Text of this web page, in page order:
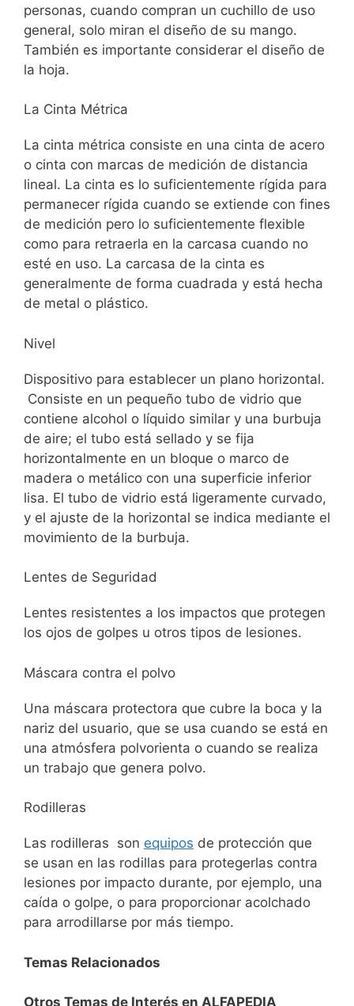
personas, cuando compran un cuchillo de uso
general, solo miran el diseño de su mango.
También es importante considerar el diseño de
la hoja.
La Cinta Métrica
La cinta métrica consiste en una cinta de acero
o cinta con marcas de medición de distancia
lineal. La cinta es lo suficientemente rígida para
permanecer rígida cuando se extiende con fines
de medición pero lo suficientemente flexible
como para retraerla en la carcasa cuando no
esté en uso. La carcasa de la cinta es
generalmente de forma cuadrada y está hecha
de metal o plástico.
Nivel
Dispositivo para establecer un plano horizontal.
Consiste en un pequeño tubo de vidrio que
contiene alcohol o líquido similar y una burbuja
de aire; el tubo está sellado y se fija
horizontalmente en un bloque o marco de
madera o metálico con una superficie inferior
lisa. El tubo de vidrio está ligeramente curvado,
y el ajuste de la horizontal se indica mediante el
movimiento de la burbuja.
Lentes de Seguridad
Lentes resistentes a los impactos que protegen
los ojos de golpes u otros tipos de lesiones.
Máscara contra el polvo
Una máscara protectora que cubre la boca y la
nariz del usuario, que se usa cuando se está en
una atmósfera polvorienta o cuando se realiza
un trabajo que genera polvo.
Rodilleras
Las rodilleras son equipos de protección que
se usan en las rodillas para protegerlas contra
lesiones por impacto durante, por ejemplo, una
caída o golpe, o para proporcionar acolchado
para arrodillarse por más tiempo.
Temas Relacionados
Otros Temas de Interés en ALFAPEDIA